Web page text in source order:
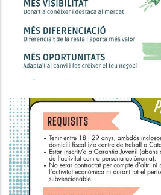
P. econòmica
Ajut Econòmic
L’autoocupació
Catalunya